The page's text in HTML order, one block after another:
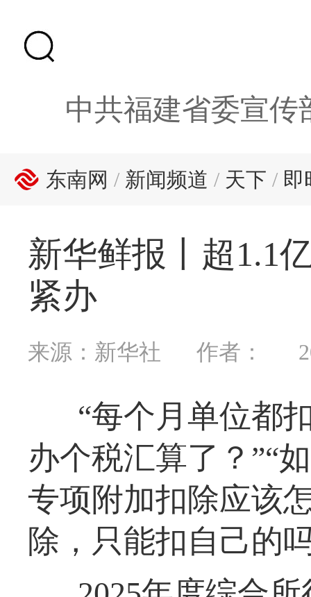
中共福建省委宣传
东南网 / 新闻频道 / 天下 / 即
新华鲜报丨超1.1
紧办
来源：新华社 作者：
“每个月单位都
办个税汇算了？”“
专项附加扣除应该
除，只能扣自己的